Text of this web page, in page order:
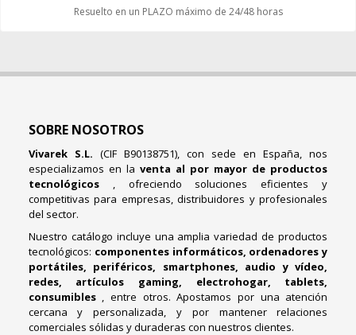
Resuelto en un PLAZO máximo de 24/48 horas
SOBRE NOSOTROS
Vivarek S.L. (CIF B90138751), con sede en España, nos
especializamos en la venta al por mayor de productos
tecnológicos , ofreciendo soluciones eficientes y
competitivas para empresas, distribuidores y profesionales
del sector.
Nuestro catálogo incluye una amplia variedad de productos
tecnológicos: componentes informáticos, ordenadores y
portátiles, periféricos, smartphones, audio y vídeo,
redes, artículos gaming, electrohogar, tablets,
consumibles , entre otros. Apostamos por una atención
cercana y personalizada, y por mantener relaciones
comerciales sólidas y duraderas con nuestros clientes.